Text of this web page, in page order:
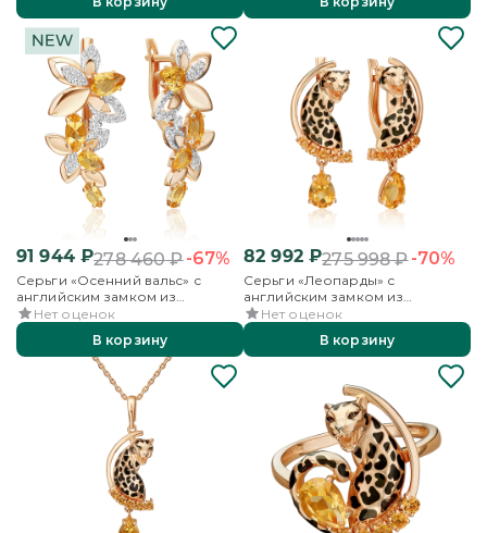
91 944₽278 460₽-67%
Серьги «Осенний вальс» с
английским замком из
красного золота с цитринами и
бесцветными топазами
Нет оценок
В корзину
82 992₽275 998₽-70%
Серьги «Леопарды» с
английским замком из
красного золота с цитринами и
эмалью
Нет оценок
В корзину